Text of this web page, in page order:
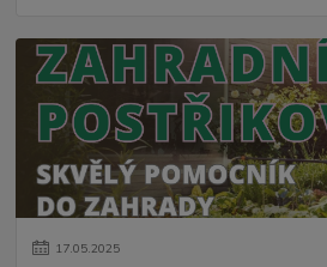
17.05.2025